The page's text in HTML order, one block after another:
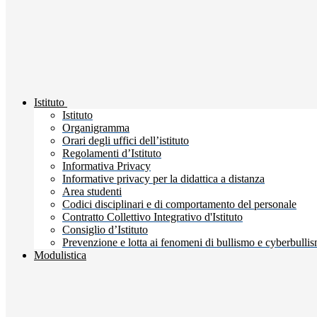
Istituto
Istituto
Organigramma
Orari degli uffici dell’istituto
Regolamenti d’Istituto
Informativa Privacy
Informative privacy per la didattica a distanza
Area studenti
Codici disciplinari e di comportamento del personale
Contratto Collettivo Integrativo d'Istituto
Consiglio d’Istituto
Prevenzione e lotta ai fenomeni di bullismo e
Modulistica